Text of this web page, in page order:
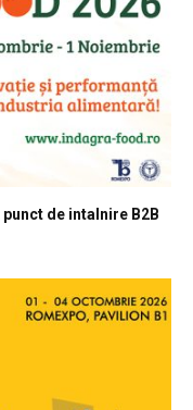
de intalnire B2B